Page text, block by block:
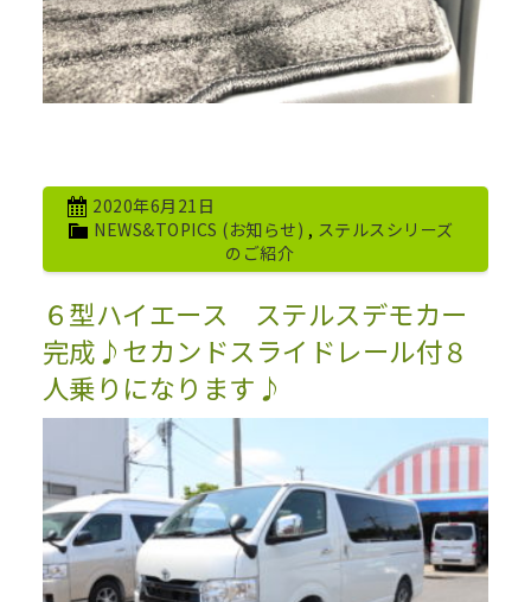
2020年6月21日
NEWS&TOPICS (お知らせ) , ステルスシリーズ
のご紹介
６型ハイエース ステルスデモカー
完成♪セカンドスライドレール付８
人乗りになります♪